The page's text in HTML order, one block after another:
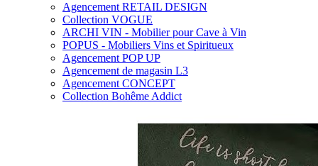
Agencement RETAIL DESIGN
Collection VOGUE
ARCHI VIN - Mobilier pour Cave à Vin
POPUS - Mobiliers Vins et Spiritueux
Agencement POP UP
Agencement de magasin L3
Agencement CONCEPT
Collection Bohême Addict